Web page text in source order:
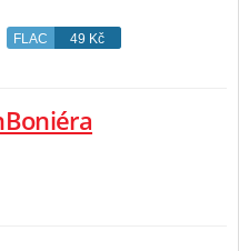
FLAC 49 Kč